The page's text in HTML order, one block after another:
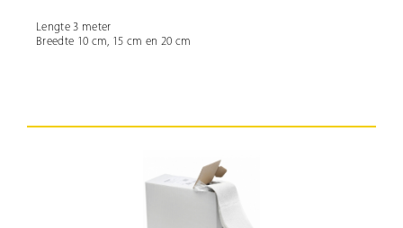
Lengte 3 meter
Breedte 10 cm, 15 cm en 20 cm